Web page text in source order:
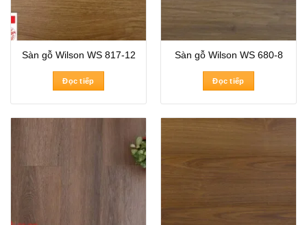
Sàn gỗ Wilson WS 817-12
Đọc tiếp
Sàn gỗ Wilson WS 680-8
Đọc tiếp